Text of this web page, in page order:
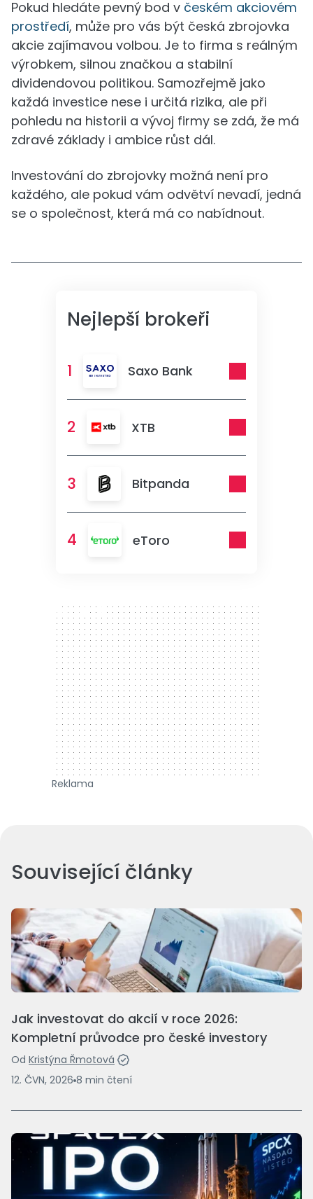
Pokud hledáte pevný bod v českém akciovém
prostředí, může pro vás být česká zbrojovka
akcie zajímavou volbou. Je to firma s reálným
výrobkem, silnou značkou a stabilní
dividendovou politikou. Samozřejmě jako
každá investice nese i určitá rizika, ale při
pohledu na historii a vývoj firmy se zdá, že má
zdravé základy i ambice růst dál.
Investování do zbrojovky možná není pro
každého, ale pokud vám odvětví nevadí, jedná
se o společnost, která má co nabídnout.
Nejlepší brokeři
1 Saxo Bank
2 XTB
3 Bitpanda
4 eToro
300 x 250
Reklama
Související články
Jak investovat do akcií v roce 2026:
Kompletní průvodce pro české investory
Od Kristýna Řmotová
12. ČVN, 2026 8 min čtení